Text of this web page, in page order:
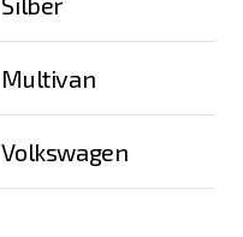
Multivan
Volkswagen